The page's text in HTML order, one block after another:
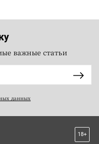
важные статьи
данных
18+